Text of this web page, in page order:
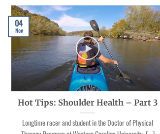
Hot Tips: Shoulder Health – Part 3
Longtime racer and student in the Doctor of Physical
04
Nov